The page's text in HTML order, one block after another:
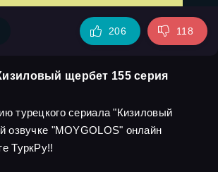
206 118
щербет 155 серия
турецкого сериала "Кизиловый
озвучке "MOYGOLOS" онлайн
ТуркРу!!